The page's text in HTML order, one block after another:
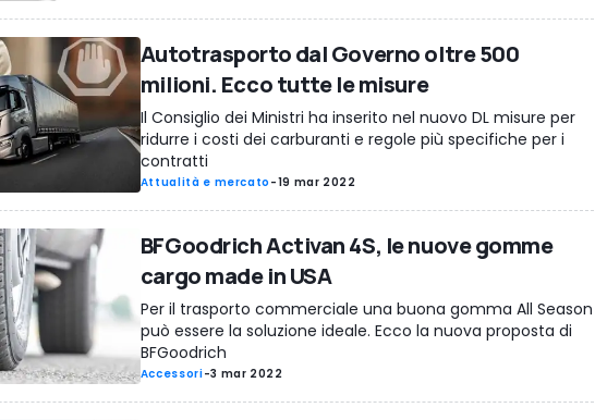
Autotrasporto dal Governo oltre 500
milioni. Ecco tutte le misure
Il Consiglio dei Ministri ha inserito nel nuovo DL misure per
ridurre i costi dei carburanti e regole più specifiche per i
contratti
Attualità e mercato -19 mar 2022
BFGoodrich Activan 4S, le nuove gomme
cargo made in USA
Per il trasporto commerciale una buona gomma All Season
può essere la soluzione ideale. Ecco la nuova proposta di
BFGoodrich
Accessori-3 mar 2022